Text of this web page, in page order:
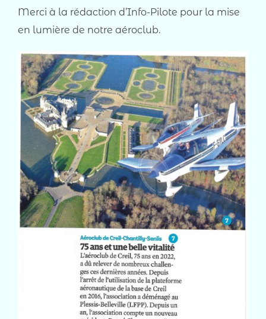
Merci à la rédaction d’Info-Pilote pour la mise
en lumière de notre aéroclub.